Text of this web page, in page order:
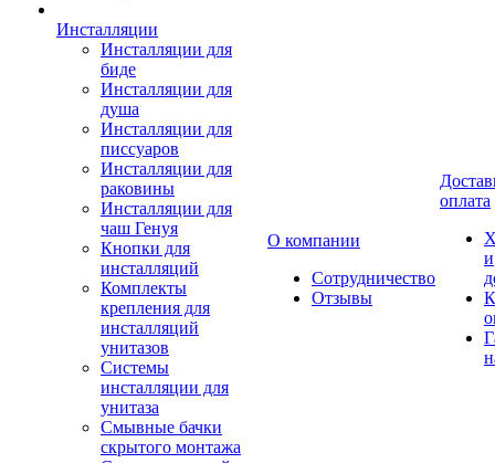
Инсталляции
Инсталляции для
биде
Инсталляции для
душа
Инсталляции для
писсуаров
Инсталляции для
раковины
Инсталляции для
чаш Генуя
Кнопки для
инсталляций
Комплекты
крепления для
инсталляций
унитазов
Системы
инсталляции для
унитаза
Смывные бачки
скрытого монтажа
О компании
Сотрудничество
Отзывы
оплата
и